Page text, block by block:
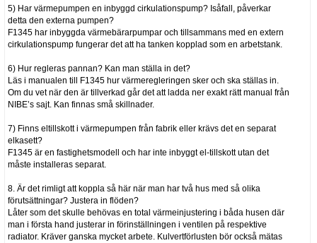
5) Har värmepumpen en inbyggd cirkulationspump? Isåfall, påverkar
detta den externa pumpen?
F1345 har inbyggda värmebärarpumpar och tillsammans med en extern
cirkulationspump fungerar det att ha tanken kopplad som en arbetstank.
6) Hur regleras pannan? Kan man ställa in det?
Läs i manualen till F1345 hur värmeregleringen sker och ska ställas in.
Om du vet när den är tillverkad går det att ladda ner exakt rätt manual från
NIBE’s sajt. Kan finnas små skillnader.
7) Finns eltillskott i värmepumpen från fabrik eller krävs det en separat
elkasett?
F1345 är en fastighetsmodell och har inte inbyggt el-tillskott utan det
måste installeras separat.
8. Är det rimligt att koppla så här när man har två hus med så olika
förutsättningar? Justera in flöden?
Låter som det skulle behövas en total värmeinjustering i båda husen där
man i första hand justerar in förinställningen i ventilen på respektive
radiator. Kräver ganska mycket arbete. Kulvertförlusten bör också mätas